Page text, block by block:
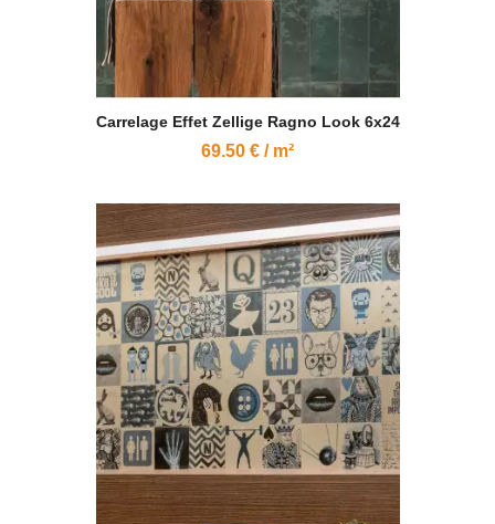
Carrelage Effet Zellige Ragno Look 6x24
69.50 € / m²